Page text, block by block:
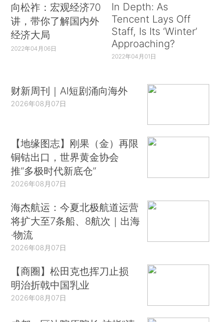
向松祚：宏观经济70
讲，带你了解国内外
经济大局
2022年04月06日
In Depth: As
Tencent Lays Off
Staff, Is Its ‘Winter’
Approaching?
2022年04月01日
财新周刊｜AI短剧涌向海外
2026年08月07日
【地缘图志】刚果（金）再限
铜钴出口，世界黄金协会
推“多极时代新底仓”
2026年08月07日
海杰航运：今夏北极航道运营
将扩大至7条船、8航次｜出海
·物流
2026年08月07日
【商圈】松田克也挥刀止损
明治折戟中国乳业
2026年08月07日